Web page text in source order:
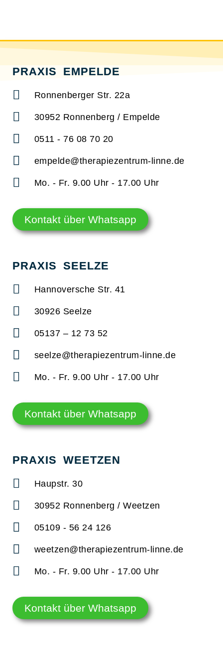
PRAXIS EMPELDE
Ronnenberger Str. 22a
30952 Ronnenberg / Empelde
0511 - 76 08 70 20
empelde@therapiezentrum-linne.de
Mo. - Fr. 9.00 Uhr - 17.00 Uhr
Kontakt über Whatsapp
PRAXIS SEELZE
Hannoversche Str. 41
30926 Seelze
05137 – 12 73 52
seelze@therapiezentrum-linne.de
Mo. - Fr. 9.00 Uhr - 17.00 Uhr
Kontakt über Whatsapp
PRAXIS WEETZEN
Haupstr. 30
30952 Ronnenberg / Weetzen
05109 - 56 24 126
weetzen@therapiezentrum-linne.de
Mo. - Fr. 9.00 Uhr - 17.00 Uhr
Kontakt über Whatsapp